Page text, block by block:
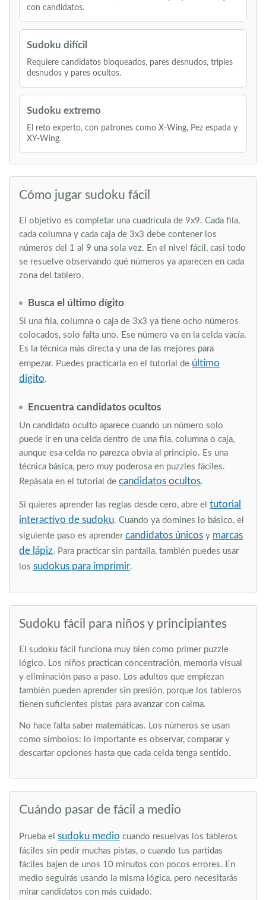
con candidatos.
Sudoku difícil
Requiere candidatos bloqueados, pares desnudos, triples
desnudos y pares ocultos.
Sudoku extremo
El reto experto, con patrones como X-Wing, Pez espada y
XY-Wing.
Cómo jugar sudoku fácil
El objetivo es completar una cuadrícula de 9x9. Cada fila,
cada columna y cada caja de 3x3 debe contener los
números del 1 al 9 una sola vez. En el nivel fácil, casi todo
se resuelve observando qué números ya aparecen en cada
zona del tablero.
Busca el último dígito
Si una fila, columna o caja de 3x3 ya tiene ocho números
colocados, solo falta uno. Ese número va en la celda vacía.
Es la técnica más directa y una de las mejores para
empezar. Puedes practicarla en el tutorial de último
dígito.
Encuentra candidatos ocultos
Un candidato oculto aparece cuando un número solo
puede ir en una celda dentro de una fila, columna o caja,
aunque esa celda no parezca obvia al principio. Es una
técnica básica, pero muy poderosa en puzzles fáciles.
Repásala en el tutorial de candidatos ocultos.
Si quieres aprender las reglas desde cero, abre el tutorial
interactivo de sudoku. Cuando ya domines lo básico, el
siguiente paso es aprender candidatos únicos y marcas
de lápiz. Para practicar sin pantalla, también puedes usar
los sudokus para imprimir.
Sudoku fácil para niños y principiantes
El sudoku fácil funciona muy bien como primer puzzle
lógico. Los niños practican concentración, memoria visual
y eliminación paso a paso. Los adultos que empiezan
también pueden aprender sin presión, porque los tableros
tienen suficientes pistas para avanzar con calma.
No hace falta saber matemáticas. Los números se usan
como símbolos: lo importante es observar, comparar y
descartar opciones hasta que cada celda tenga sentido.
Cuándo pasar de fácil a medio
Prueba el sudoku medio cuando resuelvas los tableros
fáciles sin pedir muchas pistas, o cuando tus partidas
fáciles bajen de unos 10 minutos con pocos errores. En
medio seguirás usando la misma lógica, pero necesitarás
mirar candidatos con más cuidado.